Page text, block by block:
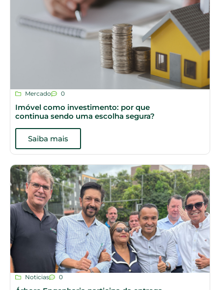
Mercado 0
Imóvel como investimento: por que
continua sendo uma escolha segura?
Saiba mais
Noticias 0